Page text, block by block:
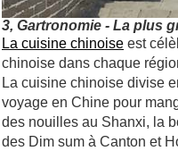
3, Gartronomie - La plus
La cuisine chinoise est
chinoise dans chaque
La cuisine chinoise divise
voyage en Chine pour
des nouilles au Shanxi, la
des Dim sum à Canton et